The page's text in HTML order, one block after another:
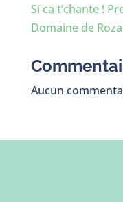
Si ca t’chante !
Domaine de
Aucun